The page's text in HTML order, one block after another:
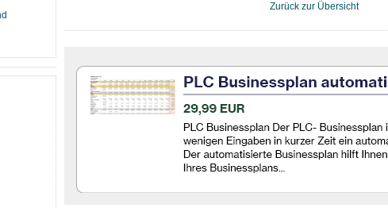
Zurück zur Übersicht